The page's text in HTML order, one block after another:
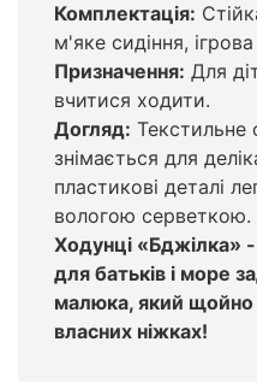
Комплектація:
м'яке сидіння,
Призначення: Для
вчитися ходити.
Догляд: Текстильне
знімається для
пластикові деталі
вологою серветкою.
Ходунці «Бджілка»
для батьків і море
малюка, який щойно
власних ніжках!